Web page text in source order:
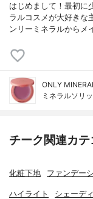
はじめまして！最初に
ラルコスメが大好きな
ンリーミネラルからメ
ONLY
ミネラルソリ
チーク関連カ
化粧下地 ファンデー
ハイライト シェーデ